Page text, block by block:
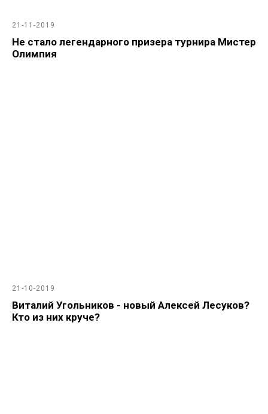
21-11-2019
Не стало легендарного призера турнира Мистер
Олимпия
21-10-2019
Виталий Угольников - новый Алексей Лесуков?
Кто из них круче?